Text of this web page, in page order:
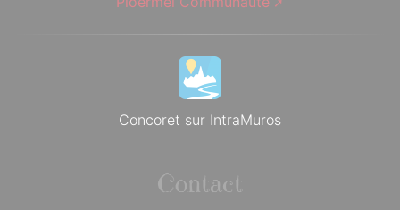
Concoret sur IntraMuros
Contact